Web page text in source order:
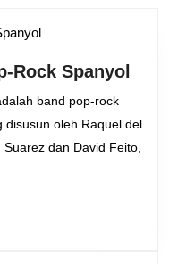
Rock Spanyol
Pop-
band pop-rock
disusun oleh Raquel del
dan David Feito,